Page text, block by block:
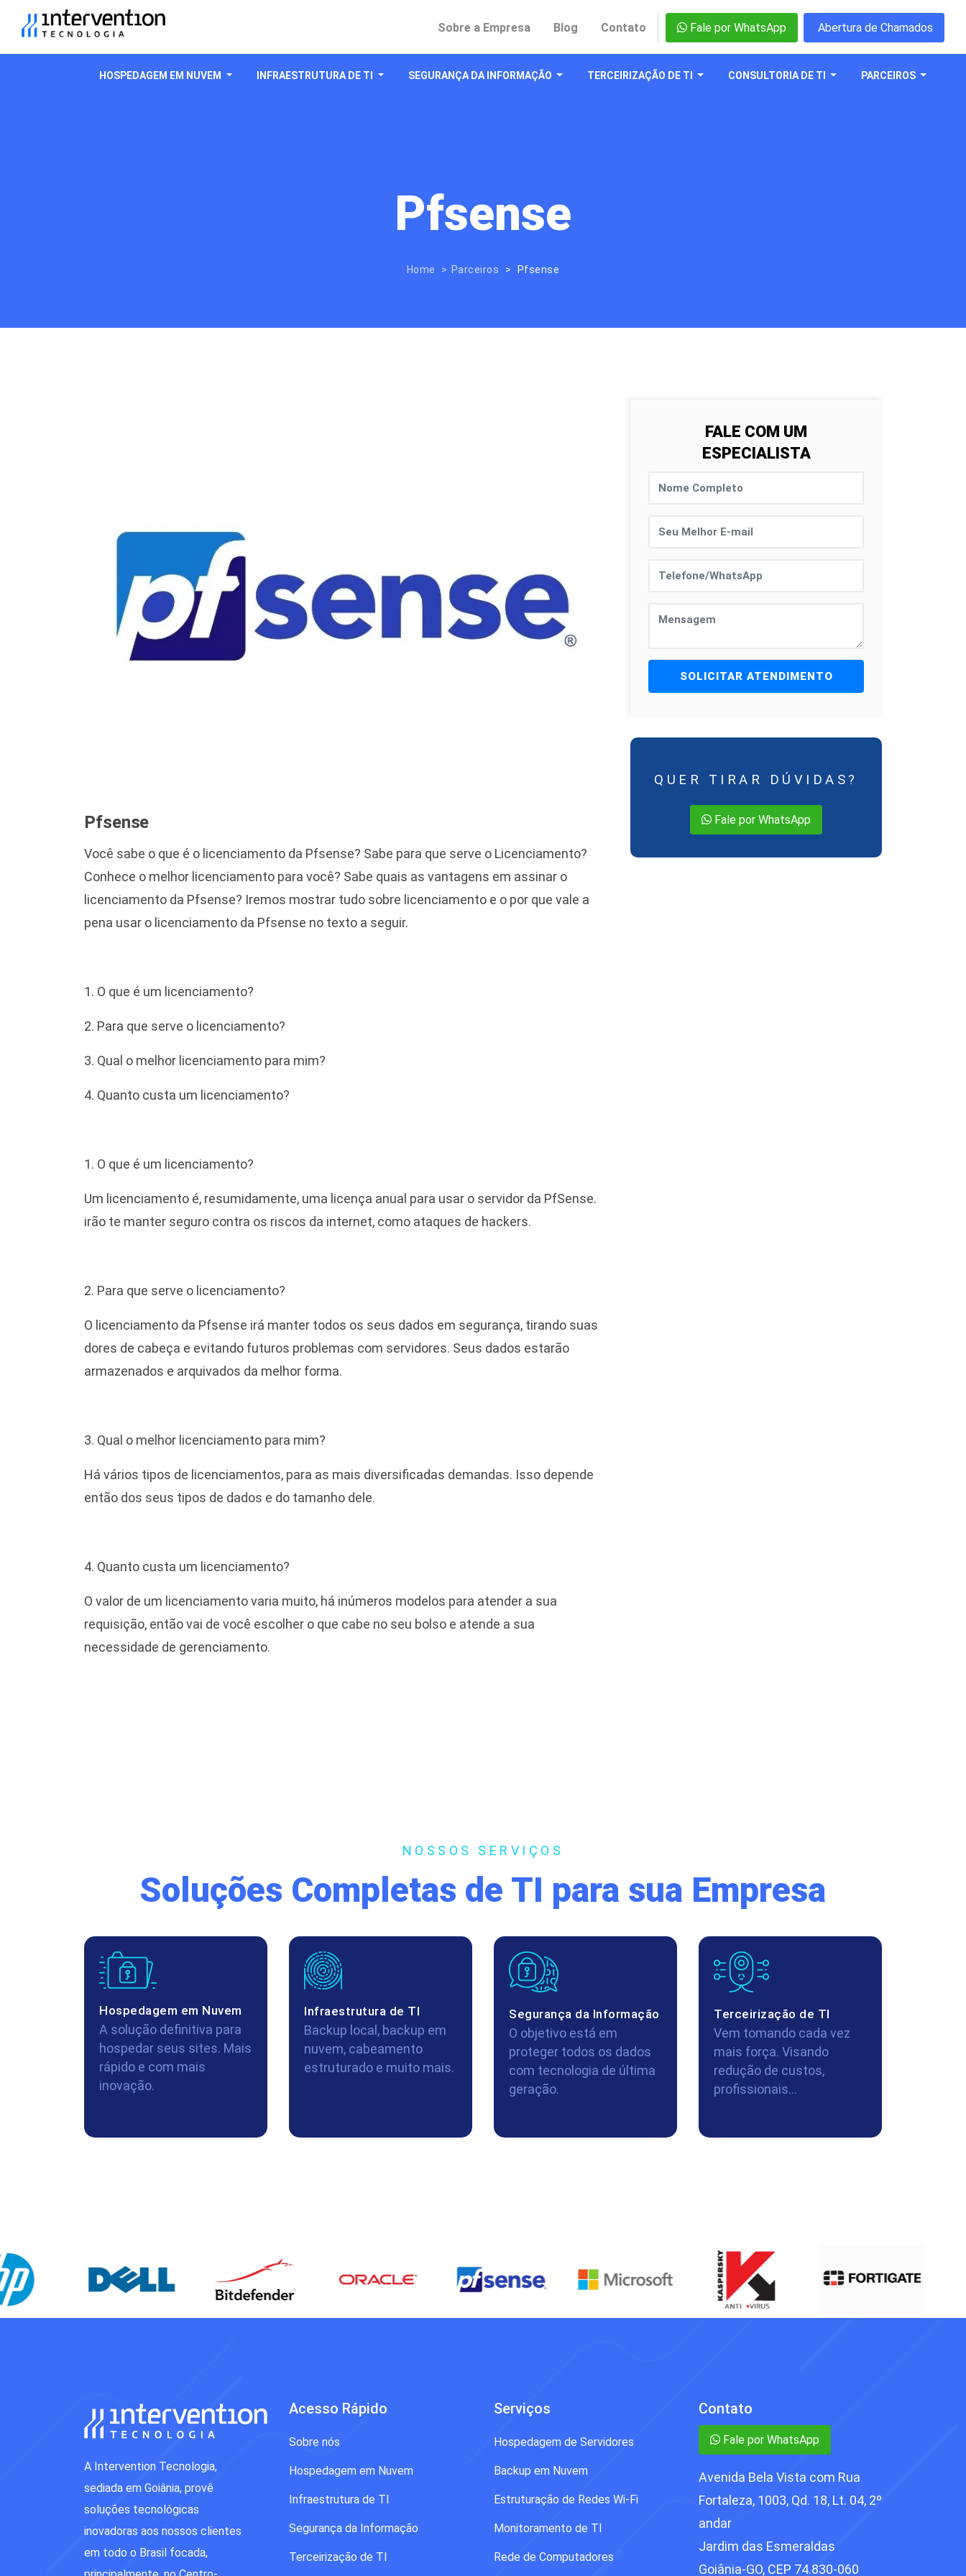
Sobre a Empresa Blog Contato Fale por WhatsApp Abertura de Chamados
HOSPEDAGEM EM NUVEM INFRAESTRUTURA DE TI SEGURANÇA DA INFORMAÇÃO TERCEIRIZAÇÃO DE TI CONSULTORIA DE TI PARCEIROS
Pfsense
Home Parceiros Pfsense
Pfsense
Você sabe o que é o licenciamento da Pfsense? Sabe para que serve o Licenciamento?
Conhece o melhor licenciamento para você? Sabe quais as vantagens em assinar o
licenciamento da Pfsense? Iremos mostrar tudo sobre licenciamento e o por que vale a
pena usar o licenciamento da Pfsense no texto a seguir.
1. O que é um licenciamento?
2. Para que serve o licenciamento?
3. Qual o melhor licenciamento para mim?
4. Quanto custa um licenciamento?
1. O que é um licenciamento?
Um licenciamento é, resumidamente, uma licença anual para usar o servidor da PfSense.
irão te manter seguro contra os riscos da internet, como ataques de hackers.
2. Para que serve o licenciamento?
O licenciamento da Pfsense irá manter todos os seus dados em segurança, tirando suas
dores de cabeça e evitando futuros problemas com servidores. Seus dados estarão
armazenados e arquivados da melhor forma.
3. Qual o melhor licenciamento para mim?
Há vários tipos de licenciamentos, para as mais diversificadas demandas. Isso depende
então dos seus tipos de dados e do tamanho dele.
4. Quanto custa um licenciamento?
O valor de um licenciamento varia muito, há inúmeros modelos para atender a sua
requisição, então vai de você escolher o que cabe no seu bolso e atende a sua
necessidade de gerenciamento.
FALE COM UM
ESPECIALISTA
SOLICITAR ATENDIMENTO
QUER TIRAR DÚVIDAS?
Fale por WhatsApp
NOSSOS SERVIÇOS
Soluções Completas de TI para sua Empresa
Hospedagem em Nuvem
A solução definitiva para
hospedar seus sites. Mais
rápido e com mais
inovação.
Infraestrutura de TI
Backup local, backup em
nuvem, cabeamento
estruturado e muito mais.
Segurança da Informação
O objetivo está em
proteger todos os dados
com tecnologia de última
geração.
Terceirização de TI
Vem tomando cada vez
mais força. Visando
redução de custos,
profissionais...
A Intervention Tecnologia,
sediada em Goiânia, provê
soluções tecnológicas
inovadoras aos nossos clientes
em todo o Brasil focada,
Acesso Rápido
Sobre nós
Hospedagem em Nuvem
Infraestrutura de TI
Segurança da Informação
Terceirização de TI
Serviços
Hospedagem de Servidores
Backup em Nuvem
Estruturação de Redes Wi-Fi
Monitoramento de TI
Rede de Computadores
Contato
Fale por WhatsApp
Avenida Bela Vista com Rua
Fortaleza, 1003, Qd. 18, Lt. 04, 2º
andar
Jardim das Esmeraldas
Goiânia-GO, CEP 74.830-060